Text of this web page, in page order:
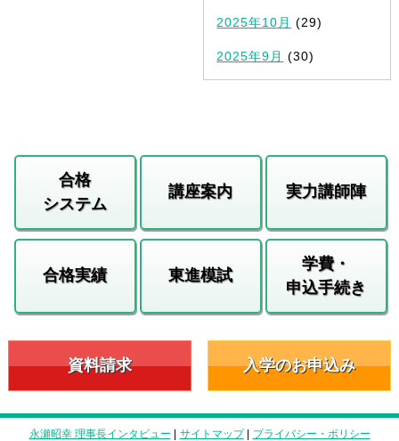
2025年10月 (29)
2025年9月 (30)
合格
システム
講座案内 実力講師陣
合格実績 東進模試
学費・
申込手続き
資料請求 入学のお申込み
永瀬昭幸 理事長インタビュー | サイトマップ| プライバシー・ポリシー